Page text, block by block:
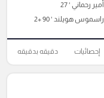
أمير رحماني ' 27
راسموس هويلند ' 90 +2
إحصائيات دقيقه بدقيقه